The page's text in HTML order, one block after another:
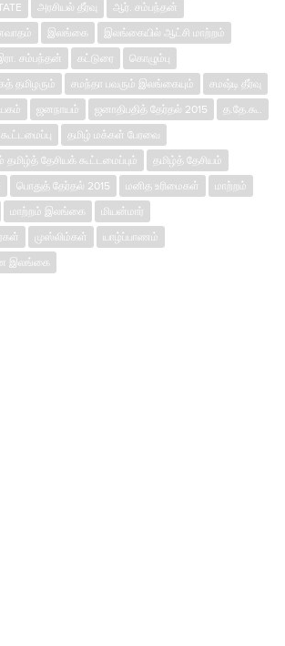
அரசியல் தீர்வு
ஆர். சம்பந்தன்
இலங்கை
இலங்கையில் ஆட்சி மாற்றம்
சம்பந்தன்
கட்டுரை
கொழும்பு
தமிழரும்
சமந்தா பவரும் இலங்கையும்
சமஷ்டி தீர்வு
ஜனநாயம் ஜனாதிபதித் தேர்தல் 2015
த.தே.கூ.
தமிழ் மக்கள் பேரவை
தேசியக் கூட்டமைப்பும்
தமிழ்த் தேசியம்
பொதுத் தேர்தல் 2015 மனித உரிமைகள்
மாற்றம்
மாற்றம் இலங்கை
மியன்மார்
முஸ்லிம்கள்
யாழ்ப்பாணம்
இலங்கை